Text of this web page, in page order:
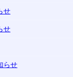
せ
せ
らせ